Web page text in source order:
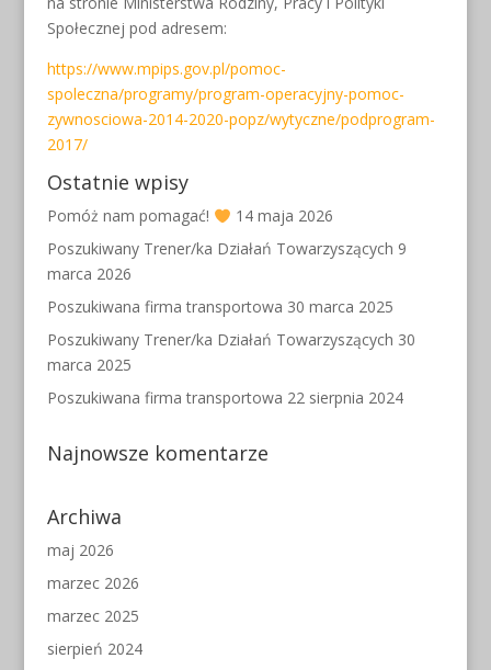
Społecznej pod adresem:
https://www.mpips.gov.pl/pomoc-
spoleczna/programy/program-operacyjny-pomoc-
zywnosciowa-2014-2020-popz/wytyczne/podprogram-
2017/
Ostatnie wpisy
Pomóż nam pomagać!
14 maja 2026
Poszukiwany Trener/ka Działań Towarzyszących 9
marca 2026
Poszukiwana firma transportowa 30 marca 2025
Poszukiwany Trener/ka Działań Towarzyszących 30
marca 2025
Poszukiwana firma transportowa 22 sierpnia 2024
Najnowsze komentarze
Archiwa
maj 2026
marzec 2026
marzec 2025
sierpień 2024